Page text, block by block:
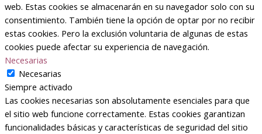
web. Estas cookies se almacenarán en su navegador solo con su
consentimiento. También tiene la opción de optar por no recibir
estas cookies. Pero la exclusión voluntaria de algunas de estas
cookies puede afectar su experiencia de navegación.
Necesarias
Necesarias
Siempre activado
Las cookies necesarias son absolutamente esenciales para que
el sitio web funcione correctamente. Estas cookies garantizan
funcionalidades básicas y características de seguridad del sitio